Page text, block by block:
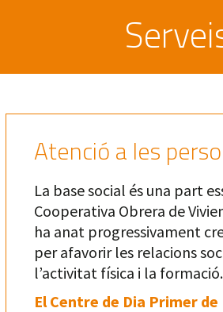
Atenció a les
La base social és una part
Cooperativa Obrera de
ha anat progressivament
per afavorir les relacions
l’activitat física i la formació.
El Centre de Dia Primer de